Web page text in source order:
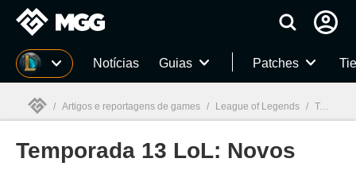
Millenium Notícias Guias Patches
Millenium
/ Artigos e reportagens de games / League of Legends / Temporada 13 LoL: Novos campeões, skins, reworks e mecânicas; saiba tudo sobre a Season 2023
Temporada 13 LoL: Novos